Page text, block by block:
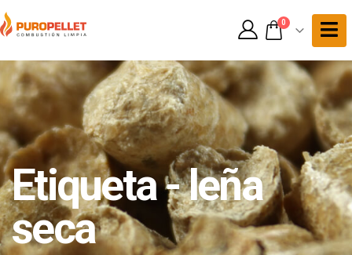
0
Etiqueta - leña
seca